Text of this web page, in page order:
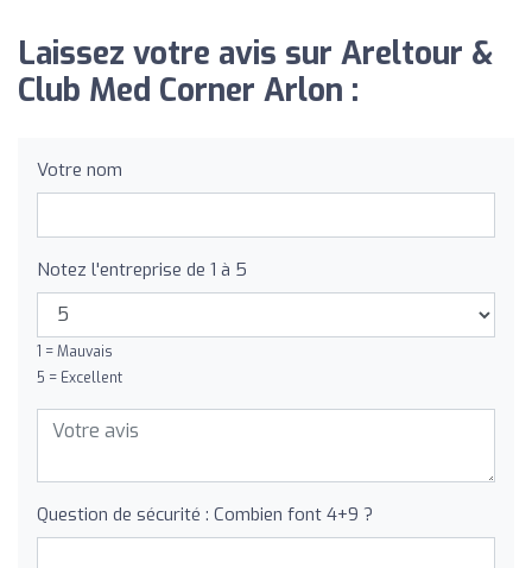
Laissez votre avis sur Areltour &
Club Med Corner Arlon :
Votre nom
Notez l'entreprise de 1 à 5
1 = Mauvais
5 = Excellent
Question de sécurité : Combien font 4+9 ?